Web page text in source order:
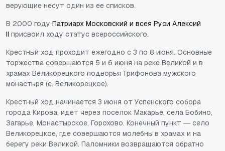
верующие несут один из ее списков.
В 2000 году Патриарх Московский и всея Руси Алексий
II присвоил ходу статус всероссийского.
Крестный ход проходит ежегодно с 3 по 8 июня. Основные
торжества совершаются 5 и 6 июня на реке Великой и в
храмах Великорецкого подворья Трифонова мужского
монастыря (с. Великорецкое).
Крестный ход начинается 3 июня от Успенского собора
города Кирова, идет через поселок Макарье, села Бобино,
Загарье, Монастырское, Горохово. Конечный пункт ― село
Великорецкое, где совершаются молебны в храмах и на
берегу реки Великой. Паломники возвращаются обратно